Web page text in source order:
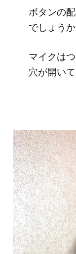
ボタンの
でしょうか
マイクは
穴が開いて